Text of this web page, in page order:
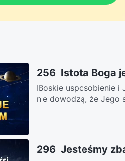
256 Istota Boga
ⅠBoskie usposobienie
nie dowodzą, że Jego
296 Jesteśmy